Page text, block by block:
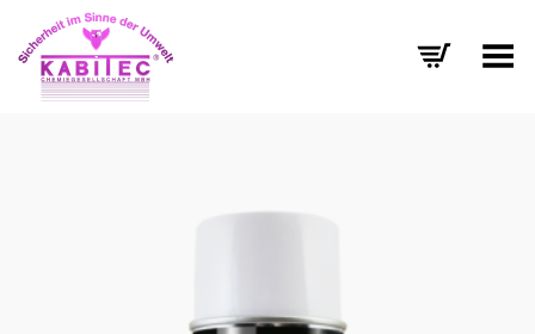
Menü umschalten